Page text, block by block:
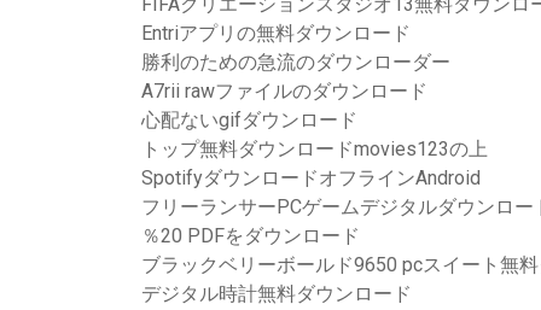
Entriアプリの無料ダウンロード
勝利のための急流のダウンローダー
A7rii rawファイルのダウンロード
心配ないgifダウンロード
トップ無料ダウンロードmovies123の上
SpotifyダウンロードオフラインAndroid
フリーランサーPCゲームデジタルダウンロー
％20 PDFをダウンロード
ブラックベリーボールド9650 pcスイート無
デジタル時計無料ダウンロード